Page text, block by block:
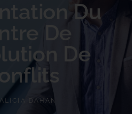
Du
De
De
ALICIA DAHAN